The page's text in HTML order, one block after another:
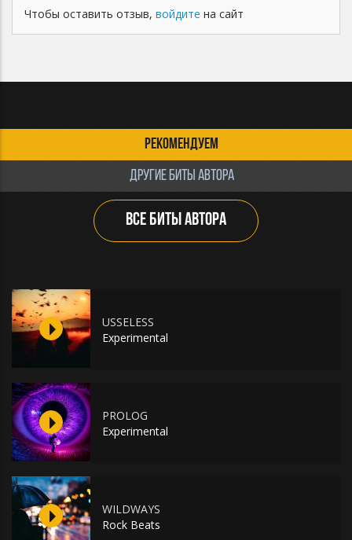
Чтобы оставить отзыв, войдите на сайт
РЕКОМЕНДУЕМ
ДРУГИЕ БИТЫ АВТОРА
ВСЕ БИТЫ АВТОРА
USSELESS
Experimental
PROLOG
Experimental
WILDWAYS
Rock Beats